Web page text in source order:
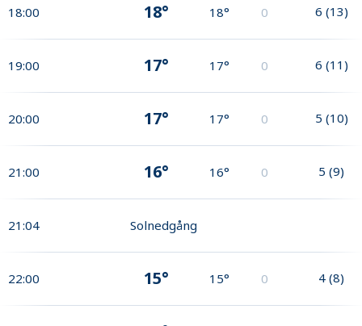
18:00 18° 18° 0 6 (13)
19:00 17° 17° 0 6 (11)
20:00 17° 17° 0 5 (10)
21:00 16° 16° 0 5 (9)
21:04 Solnedgång
22:00 15° 15° 0 4 (8)